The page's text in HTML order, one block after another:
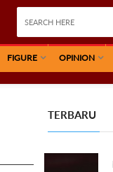
FIGURE OPINION
TERBARU